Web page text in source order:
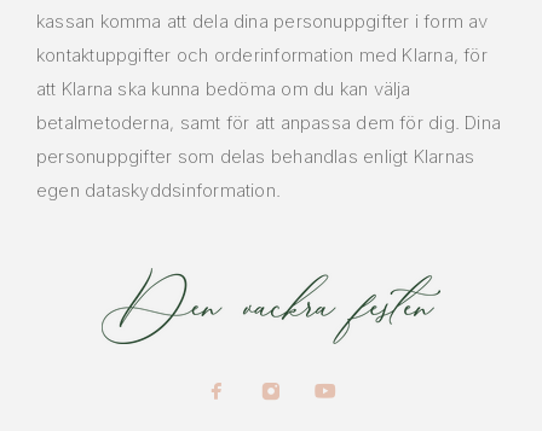
kassan komma att dela dina personuppgifter i form av
kontaktuppgifter och orderinformation med Klarna, för
att Klarna ska kunna bedöma om du kan välja
betalmetoderna, samt för att anpassa dem för dig. Dina
personuppgifter som delas behandlas enligt Klarnas
egen dataskyddsinformation.